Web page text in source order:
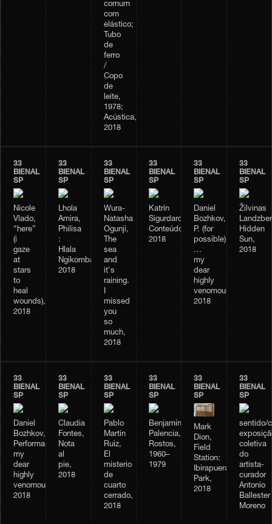
comum
com
elástico;
Tubo
de
ferro
/
Copo
de
leite,
1978;
Acústica,
2018
33
BIENAL
SP
Nicole
Vlado,
“here”
(i
gaze
at
stars
to
heal
wounds),
2018
33
BIENAL
SP
Lhola
Amira,
Philisa
:
Hlala
Ngikombamthise,
2018
33
BIENAL
SP
Wura-
Natasha
Ogunji,
The
sea
and
it's
raining.
I
missed
you
so
much,
2018
33
BIENAL
SP
Katrín
Sigurdardóttir,
Conteúdo,
2018
33
BIENAL
SP
Daniel
Bozhkov,
P. (for
possible)
…
my
dear
highly
venomous,
2018
33
BIENAL
SP
Žilvinas
Hidden
Sun,
2018
33
BIENAL
SP
Daniel
Bozhkov,
Performance
my
dear
highly
venomous,
2018
33
BIENAL
SP
Claudia
Fontes,
Nota
al
pie,
2018
33
BIENAL
SP
Pablo
Martín
Ruiz,
El
misterio
de
cuarto
cerrado,
2018
33
BIENAL
SP
Benjamín
Palencia,
Rostos,
1960–
1979
33
BIENAL
SP
Mark
Dion,
Field
Station:
Ibirapuera
Park,
2018
33
BIENAL
SP
sentido/
coletiva
do
artista-
curador
Antonio
Ballester
Moreno